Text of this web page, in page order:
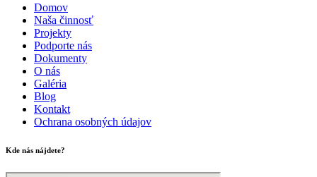
Domov
Naša činnosť
Projekty
Podporte nás
Dokumenty
O nás
Galéria
Blog
Kontakt
Ochrana osobných údajov
Kde nás nájdete?